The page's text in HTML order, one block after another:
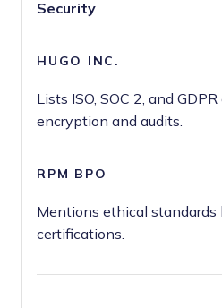
Security
Lists ISO, SOC 2, and
encryption and audits.
Mentions ethical standards
certifications.